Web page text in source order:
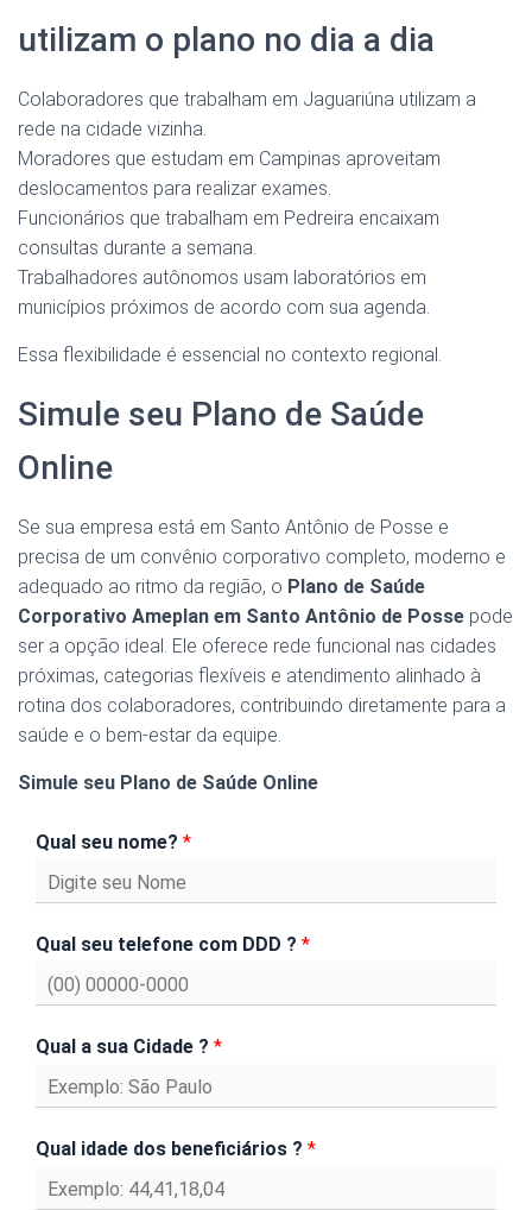
utilizam o plano no dia a dia
Colaboradores que trabalham em Jaguariúna utilizam a
rede na cidade vizinha.
Moradores que estudam em Campinas aproveitam
deslocamentos para realizar exames.
Funcionários que trabalham em Pedreira encaixam
consultas durante a semana.
Trabalhadores autônomos usam laboratórios em
municípios próximos de acordo com sua agenda.
Essa flexibilidade é essencial no contexto regional.
Simule seu Plano de Saúde
Online
Se sua empresa está em Santo Antônio de Posse e
precisa de um convênio corporativo completo, moderno e
adequado ao ritmo da região, o Plano de Saúde
Corporativo Ameplan em Santo Antônio de Posse pode
ser a opção ideal. Ele oferece rede funcional nas cidades
próximas, categorias flexíveis e atendimento alinhado à
rotina dos colaboradores, contribuindo diretamente para a
saúde e o bem-estar da equipe.
Simule seu Plano de Saúde Online
Qual seu nome? *
Qual seu telefone com DDD ? *
Qual a sua Cidade ? *
Qual idade dos beneficiários ? *